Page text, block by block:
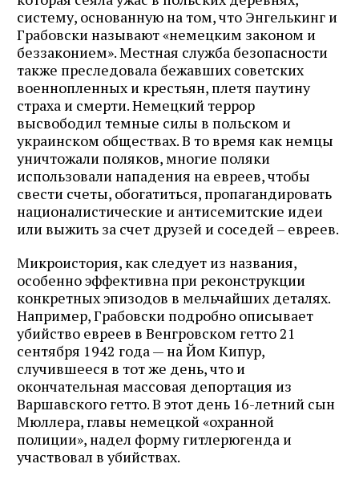
систему, основанную на том, что Энгелькинг и
Грабовски называют «немецким законом и
беззаконием». Местная служба безопасности
также преследовала бежавших советских
военнопленных и крестьян, плетя паутину
страха и смерти. Немецкий террор
высвободил темные силы в польском и
украинском обществах. В то время как немцы
уничтожали поляков, многие поляки
использовали нападения на евреев, чтобы
свести счеты, обогатиться, пропагандировать
националистические и антисемитские идеи
или выжить за счет друзей и соседей – евреев.
Микроистория, как следует из названия,
особенно эффективна при реконструкции
конкретных эпизодов в мельчайших деталях.
Например, Грабовски подробно описывает
убийство евреев в Венгровском гетто 21
сентября 1942 года — на Йом Кипур,
случившееся в тот же день, что и
окончательная массовая депортация из
Варшавского гетто. В этот день 16-летний сын
Мюллера, главы немецкой «охранной
полиции», надел форму гитлерюгенда и
участвовал в убийствах.